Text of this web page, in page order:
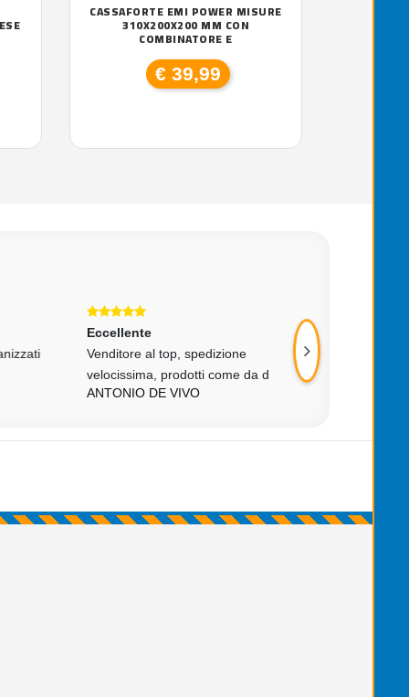
CASSAFORTE EMI POWER MISURE
310X200X200 MM CON
COMBINATORE E
€ 39,99
Eccellente
Venditore al top, spedizione
velocissima, prodotti come da d
ANTONIO DE VIVO
Eccellente
Ordino eseguito
imballaggio